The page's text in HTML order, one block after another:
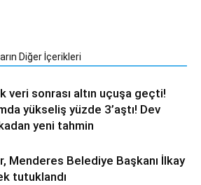
Diğer İçerikleri
veri sonrası altın uçuşa geçti!
yükseliş yüzde 3’aştı! Dev
yeni tahmin
Menderes Belediye Başkanı İlkay
tutuklandı